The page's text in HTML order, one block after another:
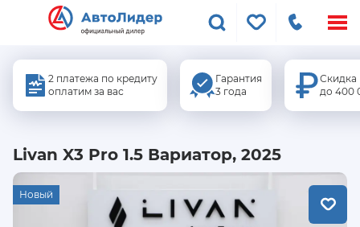
2 платежа по кредиту
оплатим за вас
Гарантия
3 года
Скидка
до 400
Livan X3 Pro 1.5 Вариатор, 2025
Новый